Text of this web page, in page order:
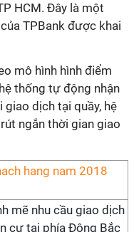
HCM. Đây là một
TPBank được khai
mô hình hình điểm
thống tự động nhận
giao dịch tại quầy, hệ
ngắn thời gian giao
mẽ nhu cầu giao dịch
cư tại phía Đông Bắc